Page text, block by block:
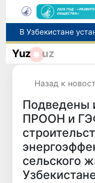
Yuz uz
Назад к
Подведены
ПРООН и
сельского